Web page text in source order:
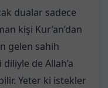
dualar sadece
kişi Kur’an’dan
gelen sahih
de Allah’a
Yeter ki istekler